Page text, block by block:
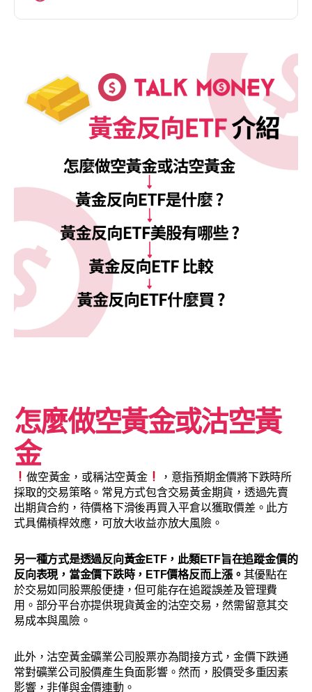
怎麼做空黃金或沽空黃
金
做空黃金，或稱沽空黃金
，意指預期金價將下跌時所
採取的交易策略。常見方式包含交易黃金期貨，透過先賣
出期貨合約，待價格下滑後再買入平倉以獲取價差。此方
式具備槓桿效應，可放大收益亦放大風險。
另一種方式是透過反向黃金ETF，此類ETF旨在追蹤金價的
反向表現，當金價下跌時，ETF價格反而上漲。 其優點在
於交易如同股票般便捷，但可能存在追蹤誤差及管理費
用。部分平台亦提供現貨黃金的沽空交易，然需留意其交
易成本與風險。
此外，沽空黃金礦業公司股票亦為間接方式，金價下跌通
常對礦業公司股價產生負面影響。然而，股價受多重因素
影響，非僅與金價連動。